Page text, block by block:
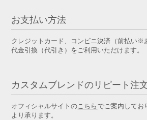
お支払い方法
クレジットカード、コンビニ決済（前払い※
代金引換（代引き）をご利用いただけます。
カスタムブレンドのリピート注
オフィシャルサイトのこちら でご案内してお
より承ります。